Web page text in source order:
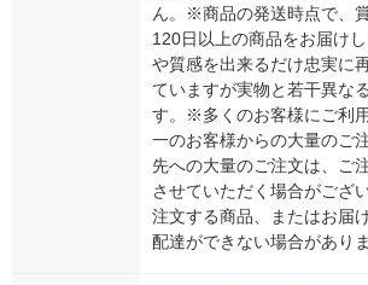
ん。※商品の発送時点で、
120日以上の商品をお届け
や質感を出来るだけ忠実に
ていますが実物と若干異な
す。※多くのお客様にご利
一のお客様からの大量のご
先への大量のご注文は、ご
させていただく場合がござ
注文する商品、またはお届
配達ができない場合がありま